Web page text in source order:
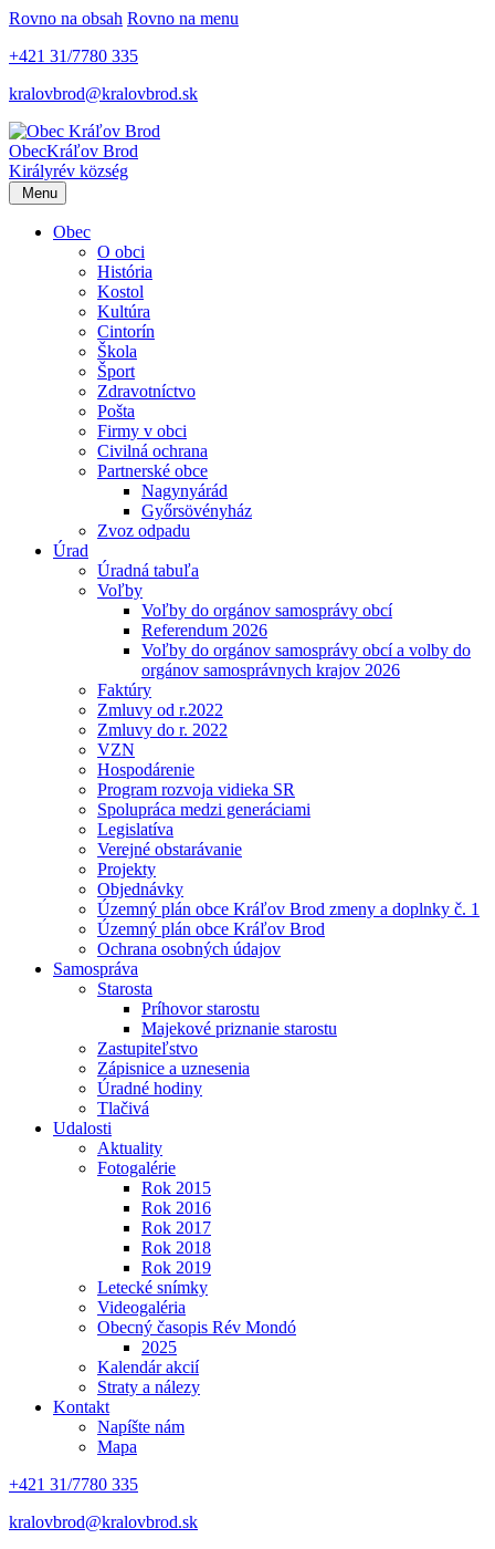
Rovno na obsah Rovno na menu
+421 31/7780 335
kralovbrod@kralovbrod.sk
ObecKráľov Brod
Királyrév község
Menu
Obec
O obci
História
Kostol
Kultúra
Cintorín
Škola
Šport
Zdravotníctvo
Pošta
Firmy v obci
Civilná ochrana
Partnerské obce
Nagynyárád
Győrsövényház
Zvoz odpadu
Úrad
Úradná tabuľa
Voľby
Voľby do orgánov samosprávy obcí
Referendum 2026
Voľby do orgánov samosprávy obcí a volby do
orgánov samosprávnych krajov 2026
Faktúry
Zmluvy od r.2022
Zmluvy do r. 2022
VZN
Hospodárenie
Program rozvoja vidieka SR
Spolupráca medzi generáciami
Legislatíva
Verejné obstarávanie
Projekty
Objednávky
Územný plán obce Kráľov Brod zmeny a doplnky č. 1
Územný plán obce Kráľov Brod
Ochrana osobných údajov
Samospráva
Starosta
Príhovor starostu
Majekové priznanie starostu
Zastupiteľstvo
Zápisnice a uznesenia
Úradné hodiny
Tlačivá
Udalosti
Aktuality
Fotogalérie
Rok 2015
Rok 2016
Rok 2017
Rok 2018
Rok 2019
Letecké snímky
Videogaléria
Obecný časopis Rév Mondó
2025
Kalendár akcií
Straty a nálezy
Kontakt
Napíšte nám
Mapa
+421 31/7780 335
kralovbrod@kralovbrod.sk